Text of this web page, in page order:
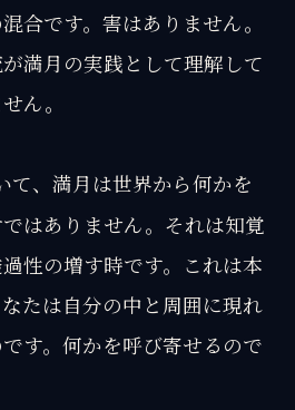
合です。害はありません。
満月の実践として理解して
ん。
て、満月は世界から何かを
はありません。それは知覚
性の増す時です。これは本
たは自分の中と周囲に現れ
す。何かを呼び寄せるので